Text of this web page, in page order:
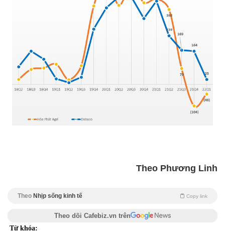
Theo Phương Linh
Theo Nhịp sống kinh tế Copy link
Theo dõi Cafebiz.vn trên
Từ khóa: